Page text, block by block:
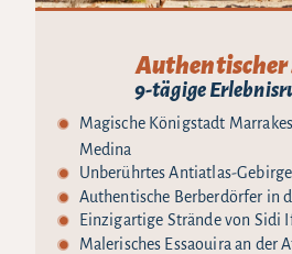
Authentischer
9-tägige
Magische Königstadt
Medina
Unberührtes Antiatlas-
Authentische Berberdörfer in
Einzigartige Strände von Sidi
Malerisches Essaouira an der